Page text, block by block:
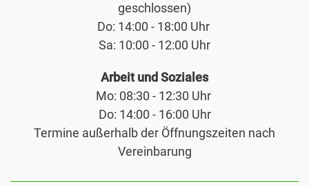
geschlossen)
Do: 14:00 - 18:00 Uhr
Sa: 10:00 - 12:00 Uhr
Arbeit und Soziales
Mo: 08:30 - 12:30 Uhr
Do: 14:00 - 16:00 Uhr
Termine außerhalb der Öffnungszeiten nach
Vereinbarung